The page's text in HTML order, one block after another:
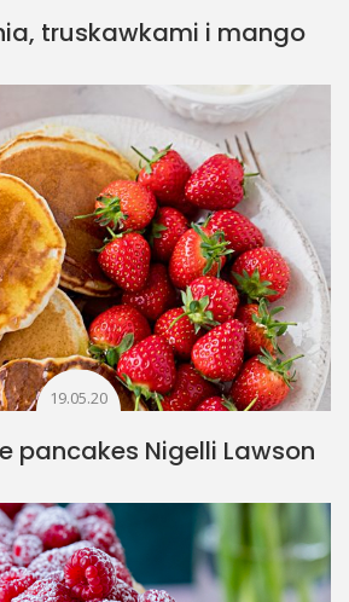
truskawkami i mango
19.05.20
pancakes Nigelli Lawson